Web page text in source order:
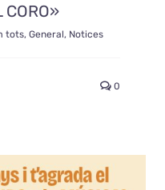
CORO»
tots, General, Notices
0